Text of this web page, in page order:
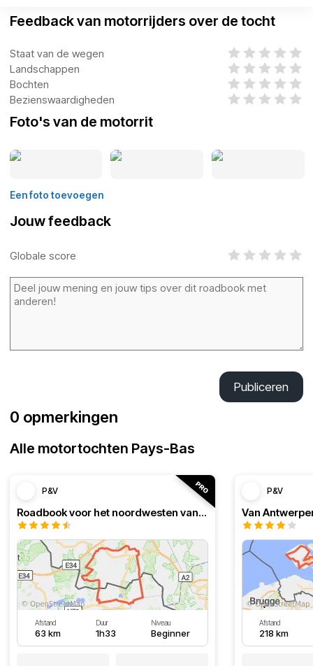
Feedback van motorrijders over de tocht
Staat van de wegen
Landschappen
Bochten
Bezienswaardigheden
Foto's van de motorrit
Een foto toevoegen
Jouw feedback
Globale score
Publiceren
0 opmerkingen
Alle motortochten Pays-Bas
P&V
Roadbook voor het noordwesten van België, lus in Lommel
Afstand
63 km
Duur
1h33
Niveau
Beginner
P&V
Van
Afstand
218 km